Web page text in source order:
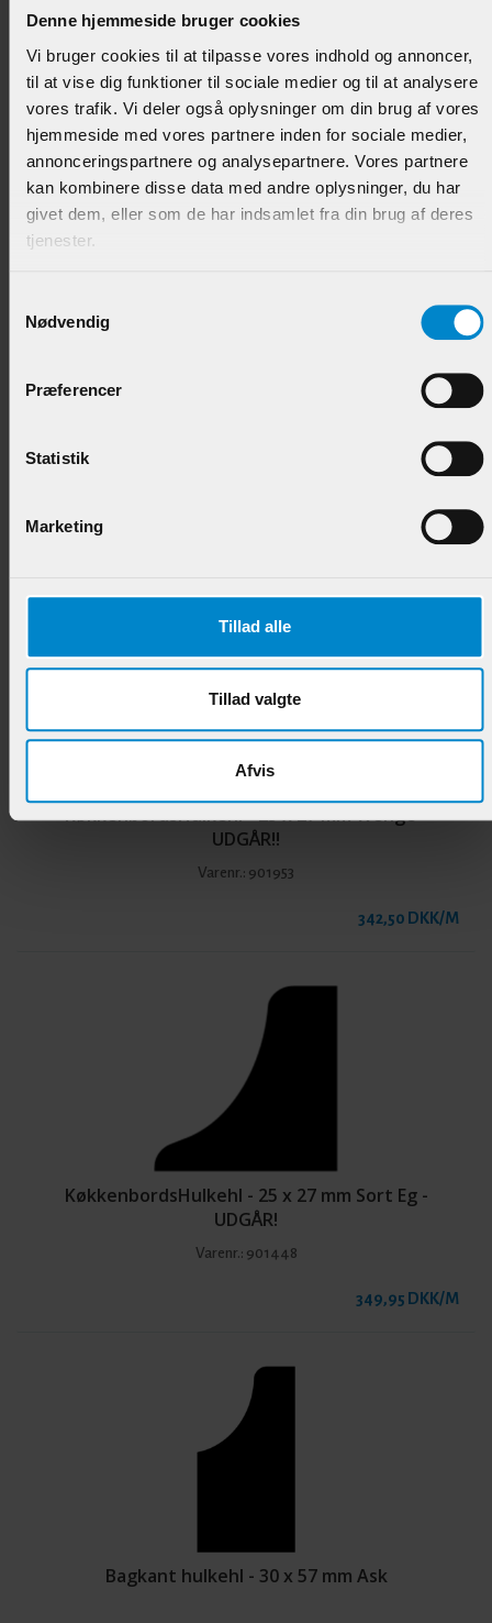
Denne hjemmeside bruger cookies
Vi bruger cookies til at tilpasse vores indhold og annoncer,
til at vise dig funktioner til sociale medier og til at analysere
vores trafik. Vi deler også oplysninger om din brug af vores
hjemmeside med vores partnere inden for sociale medier,
annonceringspartnere og analysepartnere. Vores partnere
kan kombinere disse data med andre oplysninger, du har
givet dem, eller som de har indsamlet fra din brug af deres
tjenester.
Nødvendig
Præferencer
Statistik
Marketing
Tillad alle
Tillad valgte
Afvis
Varenr.:900374
39,95 DKK/M
64,95 DKK/M
KøkkenbordsHulkehl - 25 x 27 mm Wengé -
UDGÅR!!
Varenr.: 901953
342,50 DKK/M
KøkkenbordsHulkehl - 25 x 27 mm Sort Eg -
UDGÅR!
Varenr.: 901448
349,95 DKK/M
Bagkant hulkehl - 30 x 57 mm Ask